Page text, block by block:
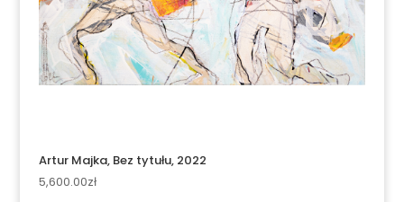
Artur Majka, Bez tytułu, 2022
5,600.00zł